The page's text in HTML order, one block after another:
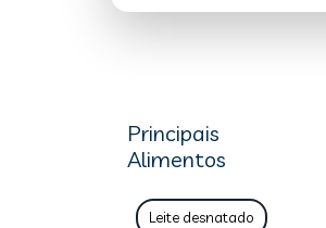
Principais
Alimentos
Leite desnatado